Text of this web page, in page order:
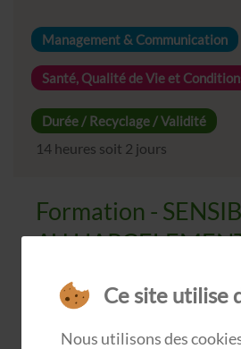
Management & Communication
Santé, Qualité de Vie et
Durée / Recyclage / Validité
14 heures soit 2 jours
Formation -
AU
santé des salariés et sur
Ce site utilise
Nous utilisons des